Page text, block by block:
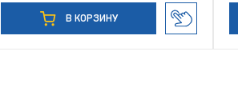
В КОРЗИНУ